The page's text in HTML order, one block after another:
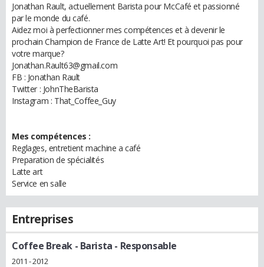
Jonathan Rault, actuellement Barista pour McCafé et passionné
par le monde du café.
Aidez moi à perfectionner mes compétences et à devenir le
prochain Champion de France de Latte Art! Et pourquoi pas pour
votre marque?
Jonathan.Rault63@gmail.com
FB : Jonathan Rault
Twitter : JohnTheBarista
Instagram : That_Coffee_Guy
Mes compétences :
Reglages, entretient machine a café
Preparation de spécialités
Latte art
Service en salle
Entreprises
Coffee Break- Barista - Responsable
2011 - 2012